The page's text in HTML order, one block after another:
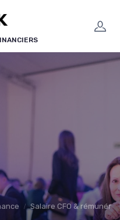
Salaire CFO &